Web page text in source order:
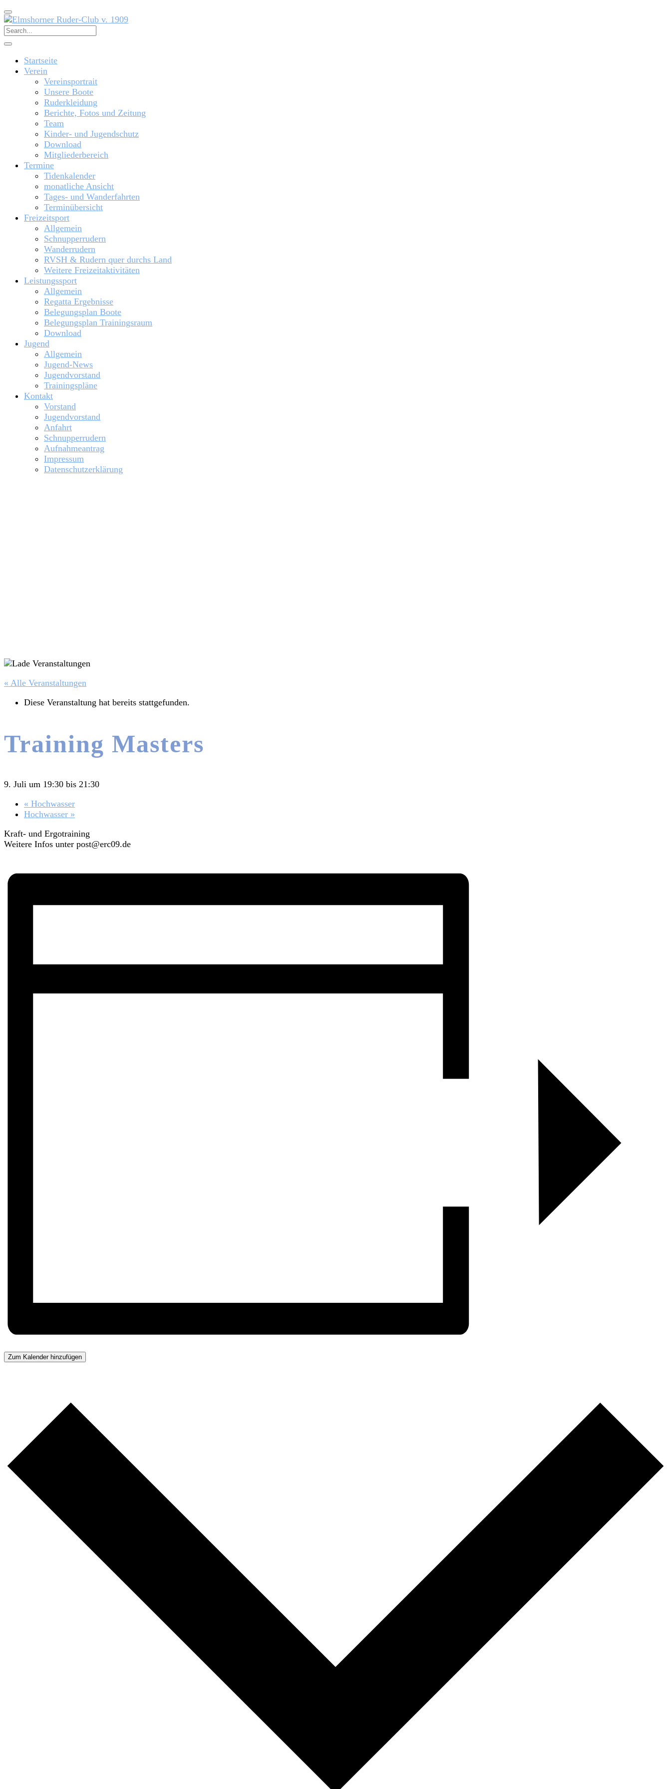
Startseite
Verein
Vereinsportrait
Unsere Boote
Ruderkleidung
Berichte, Fotos und Zeitung
Team
Kinder- und Jugendschutz
Download
Mitgliederbereich
Termine
Tidenkalender
monatliche Ansicht
Tages- und Wanderfahrten
Terminübersicht
Freizeitsport
Allgemein
Schnupperrudern
Wanderrudern
RVSH & Rudern quer durchs Land
Weitere Freizeitaktivitäten
Leistungssport
Allgemein
Regatta Ergebnisse
Belegungsplan Boote
Belegungsplan Trainingsraum
Download
Jugend
Allgemein
Jugend-News
Jugendvorstand
Trainingspläne
Kontakt
Vorstand
Jugendvorstand
Anfahrt
Schnupperrudern
Aufnahmeantrag
Impressum
Datenschutzerklärung
« Alle Veranstaltungen
Diese Veranstaltung hat bereits stattgefunden.
Training Masters
9. Juli um 19:30 bis 21:30
« Hochwasser
Hochwasser »
Kraft- und Ergotraining
Weitere Infos unter post@erc09.de
Zum Kalender hinzufügen